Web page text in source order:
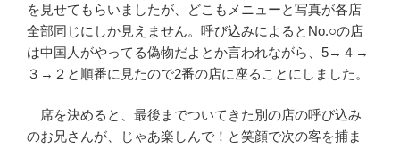
を見せてもらいましたが、どこもメニューと写真が各店
全部同じにしか見えません。呼び込みによるとNo.○の店
は中国人がやってる偽物だよとか言われながら、5→４→
３→２と順番に見たので2番の店に座ることにしました。
席を決めると、最後までついてきた別の店の呼び込み
のお兄さんが、じゃあ楽しんで！と笑顔で次の客を捕ま